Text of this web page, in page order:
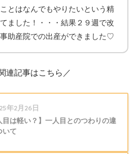
とはなんでもやりたいという精
ました！・・・結果２９週で改
助産院での出産ができました♡
連記事はこちら／
年2月26日
目は軽い？】一人目とのつわりの違
いて